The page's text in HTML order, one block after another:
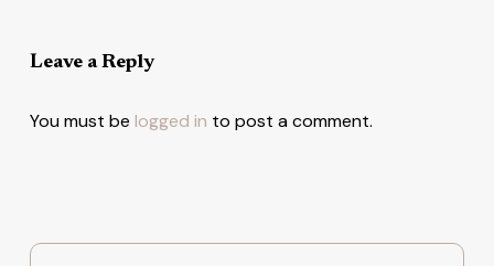
Leave a Reply
You must be logged in to post a comment.